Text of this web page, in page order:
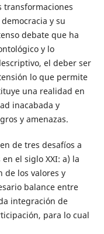
transformaciones
y su
debate que ha
y lo
el deber ser
lo que permite
una realidad en
inacabada y
y amenazas.
de tres desafíos a
el siglo XXI: a) la
de los valores y
balance entre
integración de
para lo cual